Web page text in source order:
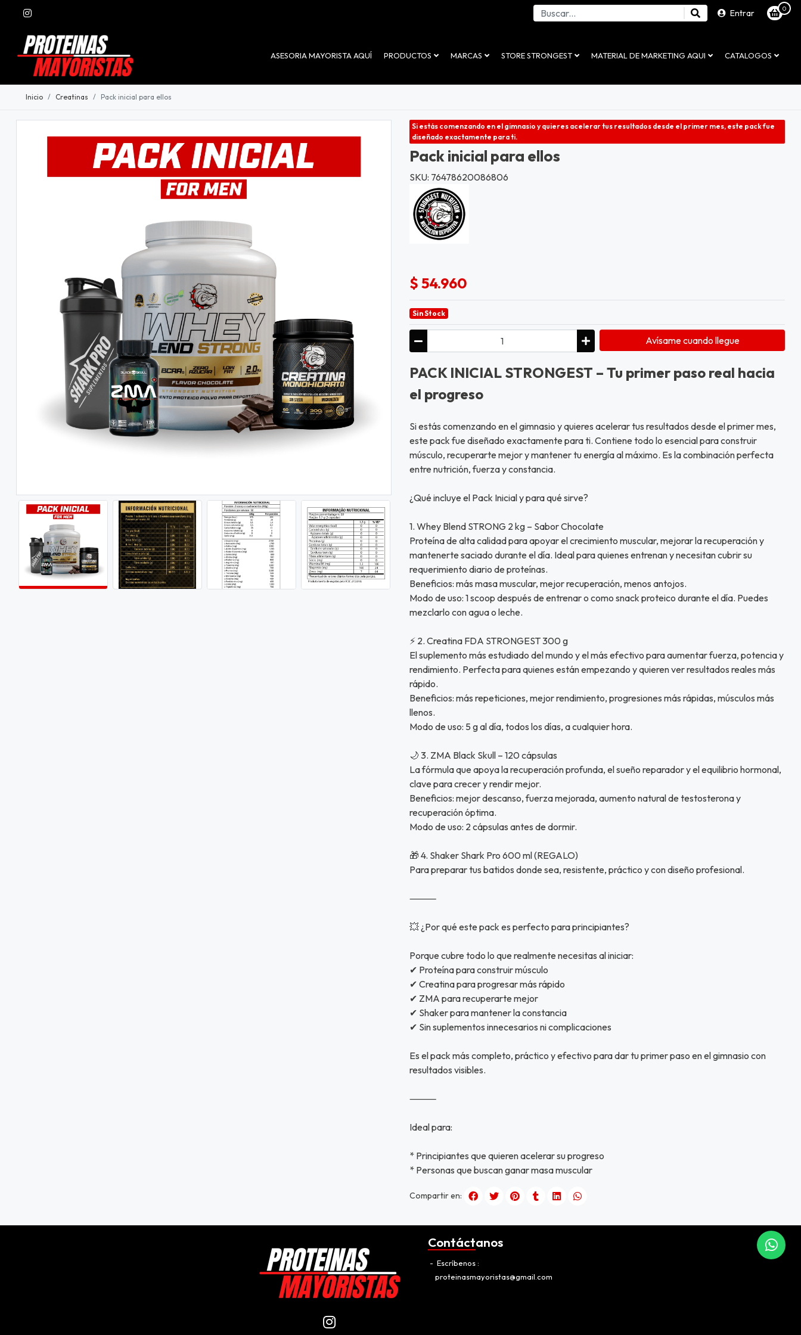
Entrar 0
ASESORIA MAYORISTA AQUÍ PRODUCTOS MARCAS STORE STRONGEST MATERIAL DE MARKETING AQUI CATALOGOS
Inicio Creatinas Pack inicial para ellos
Si estás comenzando en el gimnasio y quieres acelerar tus resultados desde el primer mes, este pack fue
diseñado exactamente para ti.
Pack inicial para ellos
SKU: 76478620086806
$ 54.960
Sin Stock
Avísame cuando llegue
PACK INICIAL STRONGEST – Tu primer paso real hacia
el progreso
Si estás comenzando en el gimnasio y quieres acelerar tus resultados desde el primer mes,
este pack fue diseñado exactamente para ti. Contiene todo lo esencial para construir
músculo, recuperarte mejor y mantener tu energía al máximo. Es la combinación perfecta
entre nutrición, fuerza y constancia.
¿Qué incluye el Pack Inicial y para qué sirve?
1. Whey Blend STRONG 2 kg – Sabor Chocolate
Proteína de alta calidad para apoyar el crecimiento muscular, mejorar la recuperación y
mantenerte saciado durante el día. Ideal para quienes entrenan y necesitan cubrir su
requerimiento diario de proteínas.
Beneficios: más masa muscular, mejor recuperación, menos antojos.
Modo de uso: 1 scoop después de entrenar o como snack proteico durante el día. Puedes
mezclarlo con agua o leche.
⚡ 2. Creatina FDA STRONGEST 300 g
El suplemento más estudiado del mundo y el más efectivo para aumentar fuerza, potencia y
rendimiento. Perfecta para quienes están empezando y quieren ver resultados reales más
rápido.
Beneficios: más repeticiones, mejor rendimiento, progresiones más rápidas, músculos más
llenos.
Modo de uso: 5 g al día, todos los días, a cualquier hora.
🌙 3. ZMA Black Skull – 120 cápsulas
La fórmula que apoya la recuperación profunda, el sueño reparador y el equilibrio hormonal,
clave para crecer y rendir mejor.
Beneficios: mejor descanso, fuerza mejorada, aumento natural de testosterona y
recuperación óptima.
Modo de uso: 2 cápsulas antes de dormir.
🎁 4. Shaker Shark Pro 600 ml (REGALO)
Para preparar tus batidos donde sea, resistente, práctico y con diseño profesional.
⸻
💥 ¿Por qué este pack es perfecto para principiantes?
Porque cubre todo lo que realmente necesitas al iniciar:
✔ Proteína para construir músculo
✔ Creatina para progresar más rápido
✔ ZMA para recuperarte mejor
✔ Shaker para mantener la constancia
✔ Sin suplementos innecesarios ni complicaciones
Es el pack más completo, práctico y efectivo para dar tu primer paso en el gimnasio con
resultados visibles.
⸻
Ideal para:
* Principiantes que quieren acelerar su progreso
* Personas que buscan ganar masa muscular
Compartir en:
Contáctanos
Escríbenos
proteinasmayoristas@gmail.com